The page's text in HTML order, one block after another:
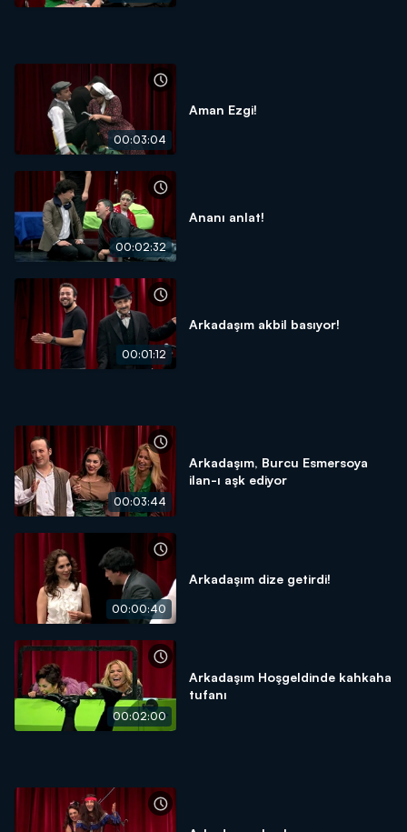
00:03:04
Aman Ezgi!
00:02:32
Ananı anlat!
00:01:12
Arkadaşım akbil basıyor!
00:03:44
Arkadaşım, Burcu Esmersoya
ilan-ı aşk ediyor
00:00:40
Arkadaşım dize getirdi!
00:02:00
Arkadaşım Hoşgeldinde kahkaha
tufanı